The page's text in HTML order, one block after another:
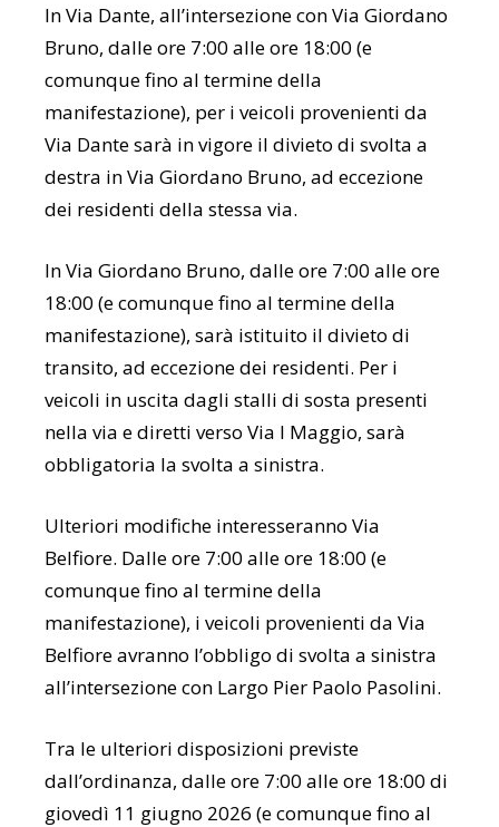
In Via Dante, all’intersezione con Via Giordano
Bruno, dalle ore 7:00 alle ore 18:00 (e
comunque fino al termine della
manifestazione), per i veicoli provenienti da
Via Dante sarà in vigore il divieto di svolta a
destra in Via Giordano Bruno, ad eccezione
dei residenti della stessa via.
In Via Giordano Bruno, dalle ore 7:00 alle ore
18:00 (e comunque fino al termine della
manifestazione), sarà istituito il divieto di
transito, ad eccezione dei residenti. Per i
veicoli in uscita dagli stalli di sosta presenti
nella via e diretti verso Via I Maggio, sarà
obbligatoria la svolta a sinistra.
Ulteriori modifiche interesseranno Via
Belfiore. Dalle ore 7:00 alle ore 18:00 (e
comunque fino al termine della
manifestazione), i veicoli provenienti da Via
Belfiore avranno l’obbligo di svolta a sinistra
all’intersezione con Largo Pier Paolo Pasolini.
Tra le ulteriori disposizioni previste
dall’ordinanza, dalle ore 7:00 alle ore 18:00 di
giovedì 11 giugno 2026 (e comunque fino al